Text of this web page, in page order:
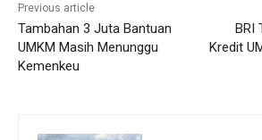
Previous article
Tambahan 3 Juta Bantuan
UMKM Masih Menunggu
Kemenkeu
BRI
Kredit